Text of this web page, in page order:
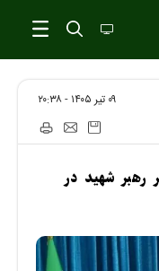
۰۹ تير ۱۴۰۵ - ۲۰:۳۸
رهبر شهید در